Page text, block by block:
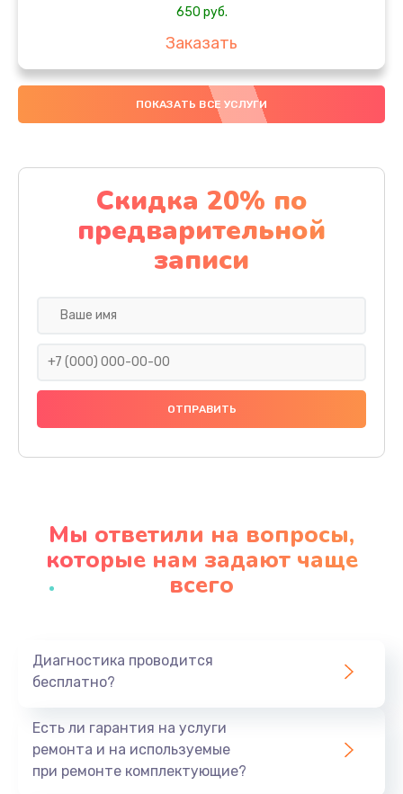
650 руб.
Заказать
Замена аккумулятора
4000 руб.
Замена материнской платы
1100 руб.
Заказать
Замена праймера
1000 руб.
Заказать
Профилактическая чистка
Заказать
ПОКАЗАТЬ ВСЕ УСЛУГИ
Скидка 20% по
предварительной
записи
Мы ответили на вопросы,
которые нам задают чаще
всего
Диагностика проводится
бесплатно?
Есть ли гарантия на услуги
ремонта и на используемые
при ремонте комплектующие?